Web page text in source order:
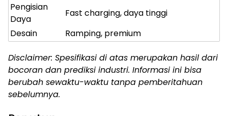
Pengisian
Daya
Fast charging, daya tinggi
Desain
Ramping, premium
Disclaimer: Spesifikasi di atas merupakan hasil dari
bocoran dan prediksi industri. Informasi ini bisa
berubah sewaktu-waktu tanpa pemberitahuan
sebelumnya.